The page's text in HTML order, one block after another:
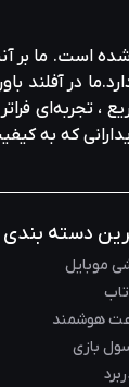
است. ما بر
در آفلند
که به
دسته بندی
موبایل
هوشمند
بازی